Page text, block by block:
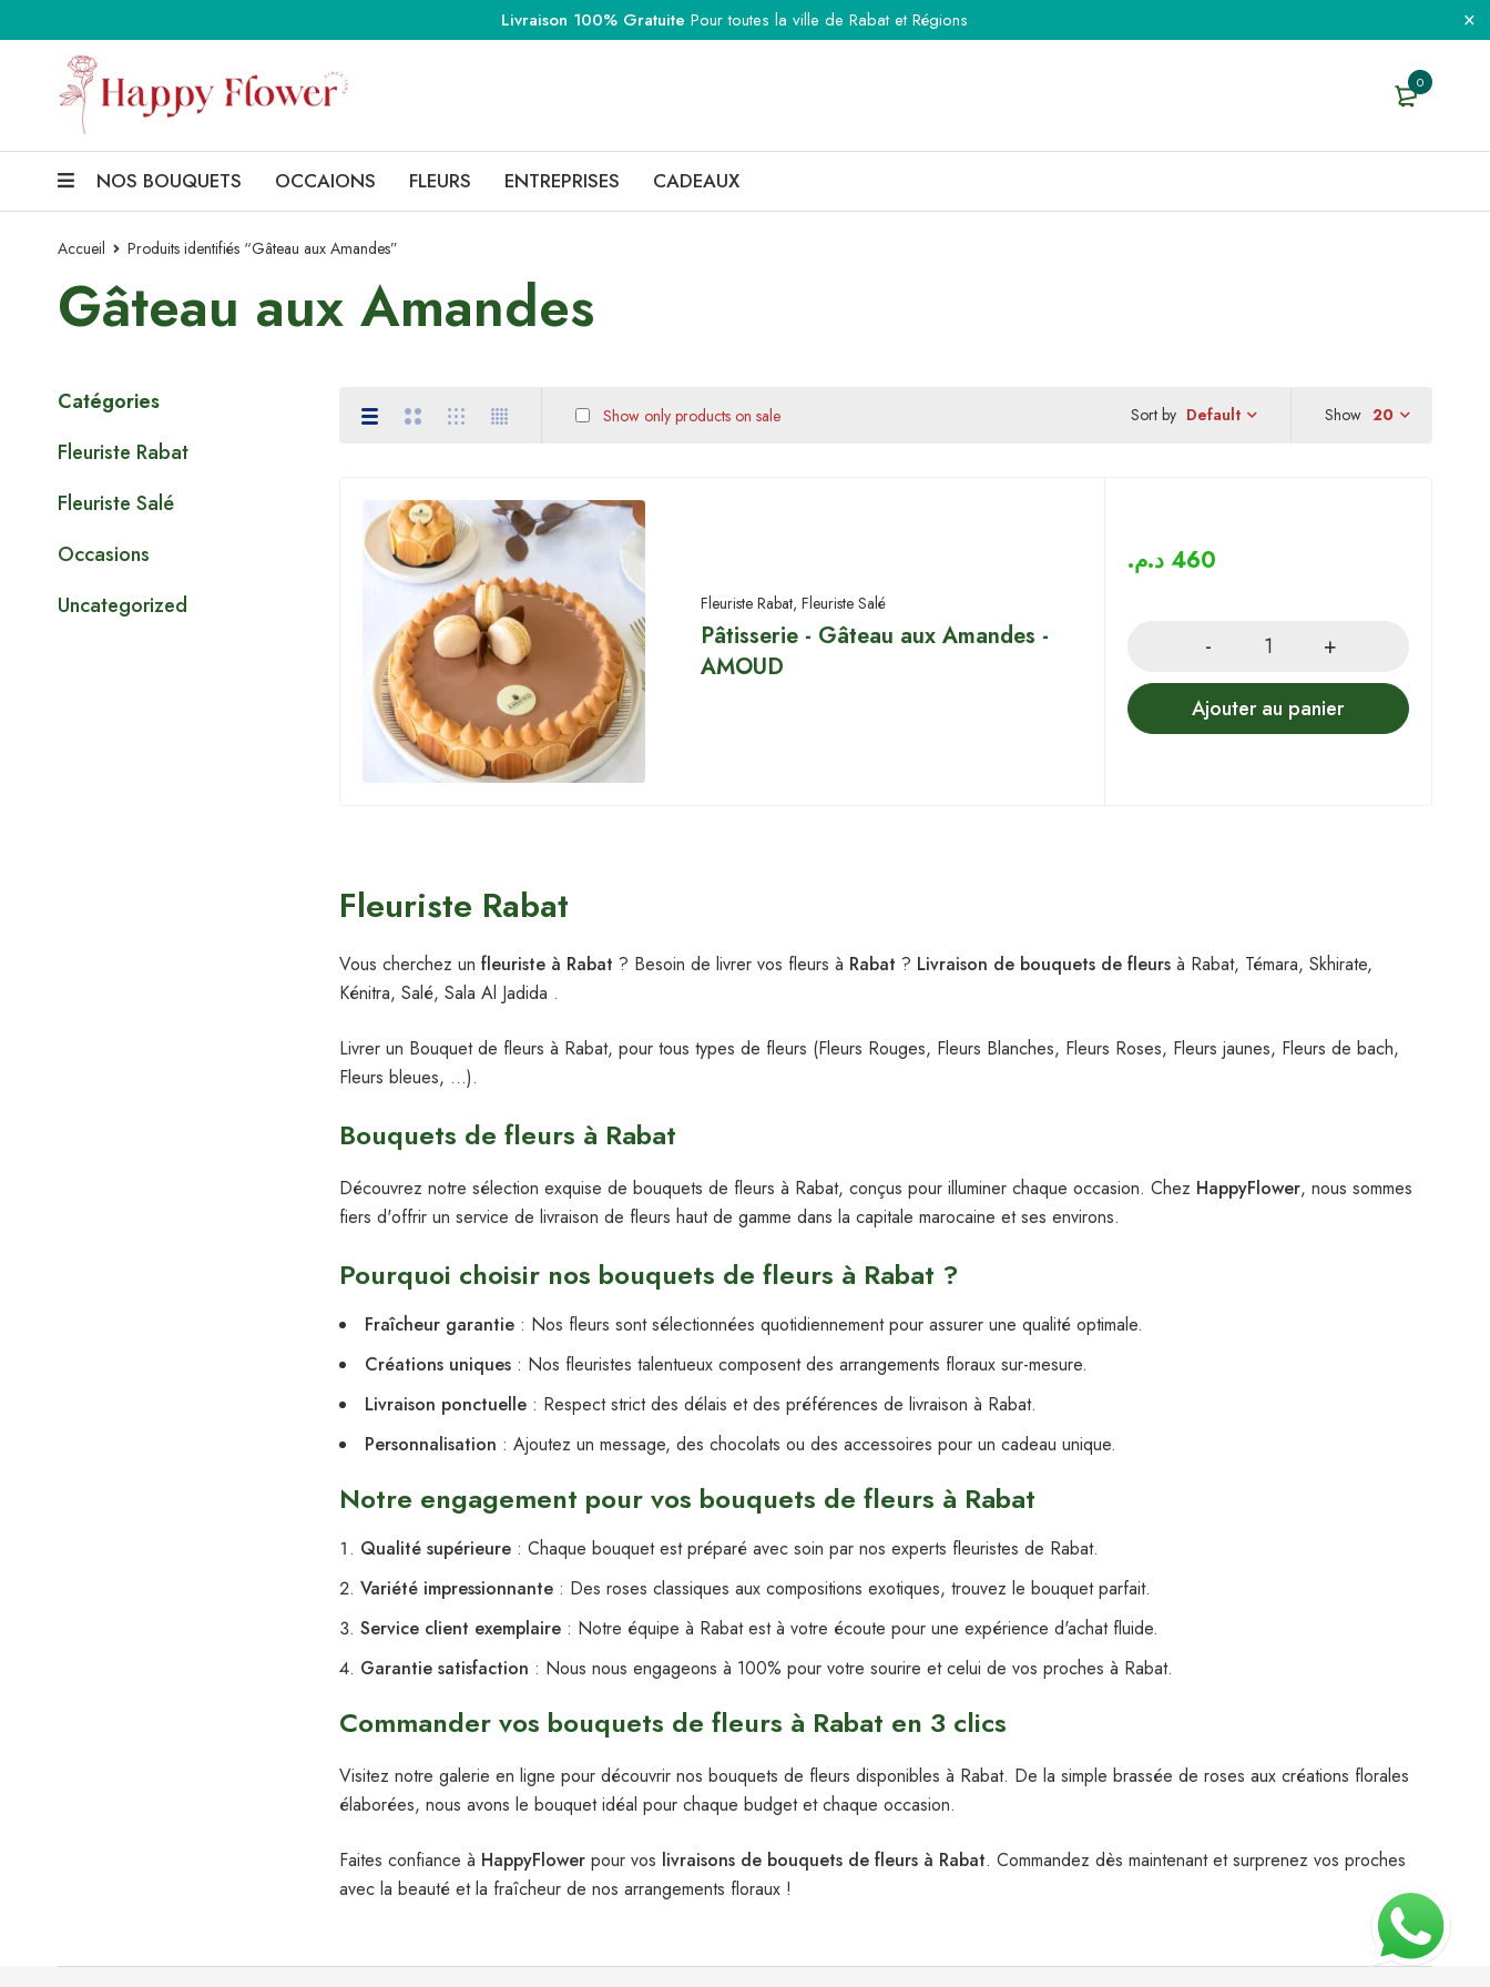
Livraison 100% Gratuite Pour toutes la ville de Rabat et Régions
0
NOS BOUQUETS OCCAIONS FLEURS ENTREPRISES CADEAUX
Accueil Produits identifiés “Gâteau aux Amandes”
Gâteau aux Amandes
Catégories
Fleuriste Rabat
Fleuriste Salé
Occasions
Uncategorized
Sort by Default
Show only products on sale Show 20
Fleuriste Rabat,Fleuriste Salé
Pâtisserie - Gâteau aux Amandes -
AMOUD
460 د.م.
Ajouter au panier
Fleuriste Rabat
Vous cherchez un fleuriste à Rabat ? Besoin de livrer vos fleurs à Rabat ? Livraison de bouquets de fleurs à Rabat, Témara, Skhirate,
Kénitra, Salé, Sala Al Jadida .
Livrer un Bouquet de fleurs à Rabat, pour tous types de fleurs (Fleurs Rouges, Fleurs Blanches, Fleurs Roses, Fleurs jaunes, Fleurs de bach,
Fleurs bleues, …).
Bouquets de fleurs à Rabat
Découvrez notre sélection exquise de bouquets de fleurs à Rabat, conçus pour illuminer chaque occasion. Chez HappyFlower, nous sommes
fiers d'offrir un service de livraison de fleurs haut de gamme dans la capitale marocaine et ses environs.
Pourquoi choisir nos bouquets de fleurs à Rabat ?
Fraîcheur garantie : Nos fleurs sont sélectionnées quotidiennement pour assurer une qualité optimale.
Créations uniques : Nos fleuristes talentueux composent des arrangements floraux sur-mesure.
Livraison ponctuelle : Respect strict des délais et des préférences de livraison à Rabat.
Personnalisation : Ajoutez un message, des chocolats ou des accessoires pour un cadeau unique.
Notre engagement pour vos bouquets de fleurs à Rabat
Qualité supérieure : Chaque bouquet est préparé avec soin par nos experts fleuristes de Rabat.
Variété impressionnante : Des roses classiques aux compositions exotiques, trouvez le bouquet parfait.
Service client exemplaire : Notre équipe à Rabat est à votre écoute pour une expérience d'achat fluide.
Garantie satisfaction : Nous nous engageons à 100% pour votre sourire et celui de vos proches à Rabat.
Commander vos bouquets de fleurs à Rabat en 3 clics
Visitez notre galerie en ligne pour découvrir nos bouquets de fleurs disponibles à Rabat. De la simple brassée de roses aux créations florales
élaborées, nous avons le bouquet idéal pour chaque budget et chaque occasion.
Faites confiance à HappyFlower pour vos livraisons de bouquets de fleurs à Rabat. Commandez dès maintenant et surprenez vos proches
avec la beauté et la fraîcheur de nos arrangements floraux !